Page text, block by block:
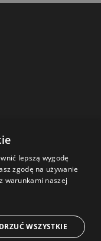
lepszą wygodę
zgodę na używanie
warunkami naszej
WSZYSTKIE